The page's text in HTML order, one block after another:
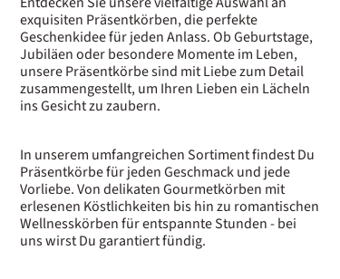
exquisiten Präsentkörben, die perfekte
Geschenkidee für jeden Anlass. Ob Geburtstage,
Jubiläen oder besondere Momente im Leben,
unsere Präsentkörbe sind mit Liebe zum Detail
zusammengestellt, um Ihren Lieben ein Lächeln
ins Gesicht zu zaubern.
In unserem umfangreichen Sortiment findest Du
Präsentkörbe für jeden Geschmack und jede
Vorliebe. Von delikaten Gourmetkörben mit
erlesenen Köstlichkeiten bis hin zu romantischen
Wellnesskörben für entspannte Stunden - bei
uns wirst Du garantiert fündig.